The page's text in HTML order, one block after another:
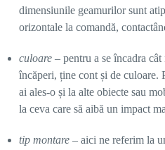
dimensiunile geamurilor sunt
orizontale la comandă,
culoare– pentru a se încadra
încăperi, ține cont și de culoare.
ai ales-o și la alte obiecte sau
la ceva care să aibă un impact
tip montare – aici ne referim la